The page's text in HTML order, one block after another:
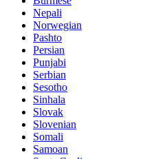
Nepali
Norwegian
Pashto
Persian
Punjabi
Serbian
Sesotho
Sinhala
Slovak
Slovenian
Somali
Samoan